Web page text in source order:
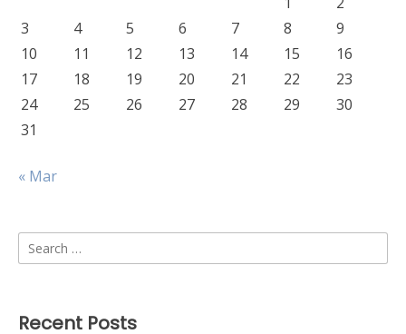
3
4 5 6 7 8
9
10
11 12 13 14 15
16
17
18 19 20 21 22
23
24
25 26 27 28 29
30
31
« Mar
Search
for:
Recent Posts